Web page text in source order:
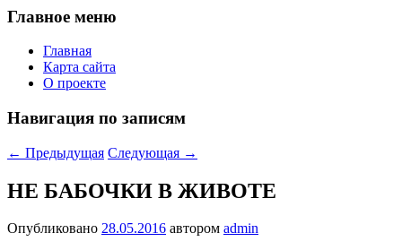
Главное меню
Главная
Карта сайта
О проекте
Навигация по записям
← Предыдущая Следующая →
НЕ БАБОЧКИ В ЖИВОТЕ
Опубликовано 28.05.2016 автором admin